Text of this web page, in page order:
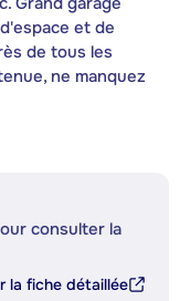
et de
de tous les
ne manquez
consulter la
la fiche détaillée